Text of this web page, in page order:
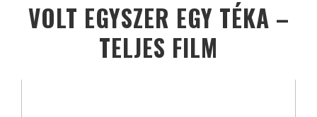
VOLT EGYSZER EGY TÉKA –
TELJES FILM